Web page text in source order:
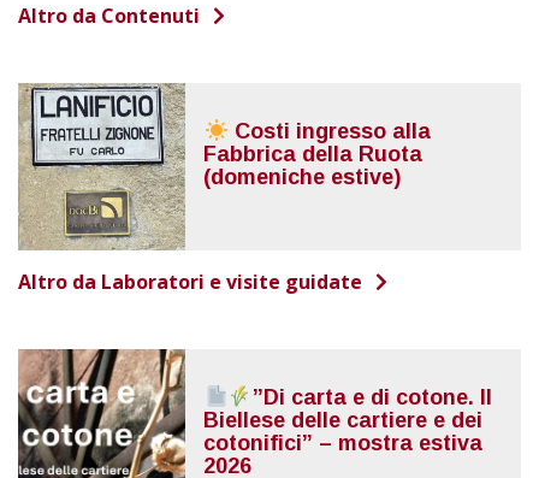
Altro da Contenuti
Costi ingresso alla
Fabbrica della Ruota
(domeniche estive)
Altro da Laboratori e visite guidate
”Di carta e di cotone. Il
Biellese delle cartiere e dei
cotonifici” – mostra estiva
2026